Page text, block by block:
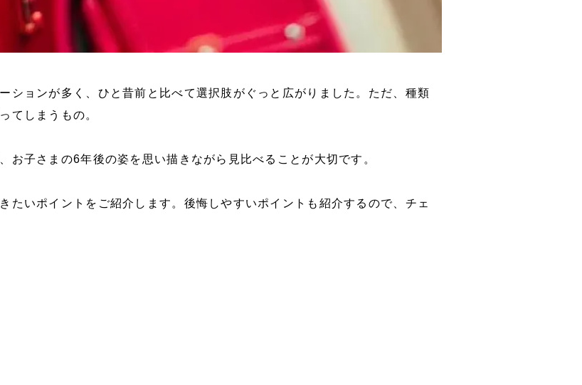
ションが多く、ひと昔前と比べて選択肢がぐっと広がりました。ただ、種類
てしまうもの。
お子さまの6年後の姿を思い描きながら見比べることが大切です。
たいポイントをご紹介します。後悔しやすいポイントも紹介するので、チェ